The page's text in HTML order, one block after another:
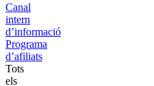
Canal
intern
d’informació
Programa
d’afiliats
Tots
els